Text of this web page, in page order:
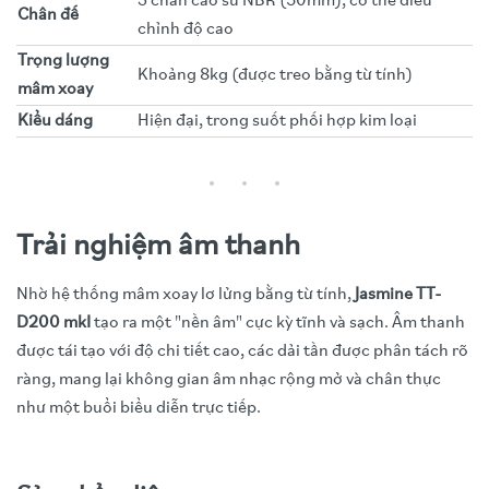
Chân đế
chỉnh độ cao
Trọng lượng
mâm xoay
Khoảng 8kg (được treo bằng từ tính)
Kiểu dáng Hiện đại, trong suốt phối hợp kim loại
Trải nghiệm âm thanh
Nhờ hệ thống mâm xoay lơ lửng bằng từ tính, Jasmine TT-
D200 mkI tạo ra một "nền âm" cực kỳ tĩnh và sạch. Âm thanh
được tái tạo với độ chi tiết cao, các dải tần được phân tách rõ
ràng, mang lại không gian âm nhạc rộng mở và chân thực
như một buổi biểu diễn trực tiếp.
Thành phần
Đặc điểm chi tiết